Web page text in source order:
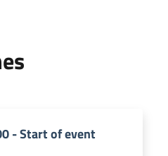
- Start of event